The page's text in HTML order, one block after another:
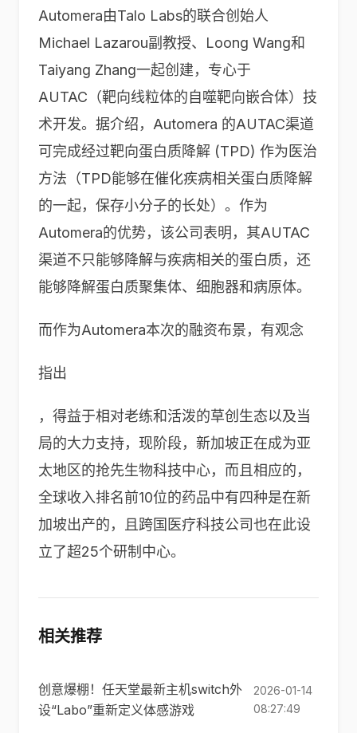
Automera由Talo Labs的联合创始人
Michael Lazarou副教授、Loong Wang和
Taiyang Zhang一起创建，专心于
AUTAC（靶向线粒体的自噬靶向嵌合体）技
术开发。据介绍，Automera 的AUTAC渠道
可完成经过靶向蛋白质降解 (TPD) 作为医治
方法（TPD能够在催化疾病相关蛋白质降解
的一起，保存小分子的长处）。作为
Automera的优势，该公司表明，其AUTAC
渠道不只能够降解与疾病相关的蛋白质，还
能够降解蛋白质聚集体、细胞器和病原体。
而作为Automera本次的融资布景，有观念
指出
，得益于相对老练和活泼的草创生态以及当
局的大力支持，现阶段，新加坡正在成为亚
太地区的抢先生物科技中心，而且相应的，
全球收入排名前10位的药品中有四种是在新
加坡出产的，且跨国医疗科技公司也在此设
立了超25个研制中心。
相关推荐
创意爆棚！任天堂最新主机switch外
设“Labo”重新定义体感游戏
2026-01-14
08:27:49